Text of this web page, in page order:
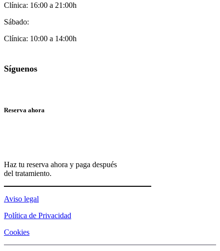
Clínica: 16:00 a 21:00h
Sábado:
Clínica: 10:00 a 14:00h
Síguenos
Reserva ahora
Haz tu reserva ahora y paga después
del tratamiento.
Aviso legal
Política de Privacidad
Cookies